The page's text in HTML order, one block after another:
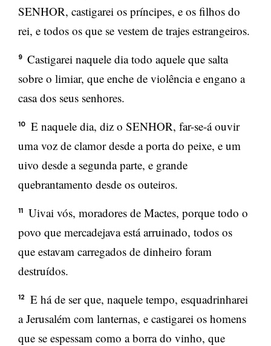
SENHOR, castigarei os príncipes, e os filhos do
rei, e todos os que se vestem de trajes estrangeiros.
9
Castigarei naquele dia todo aquele que salta
sobre o limiar, que enche de violência e engano a
casa dos seus senhores.
10
E naquele dia, diz o SENHOR, far-se-á ouvir
uma voz de clamor desde a porta do peixe, e um
uivo desde a segunda parte, e grande
quebrantamento desde os outeiros.
11
Uivai vós, moradores de Mactes, porque todo o
povo que mercadejava está arruinado, todos os
que estavam carregados de dinheiro foram
destruídos.
12
E há de ser que, naquele tempo, esquadrinharei
a Jerusalém com lanternas, e castigarei os homens
que se espessam como a borra do vinho, que